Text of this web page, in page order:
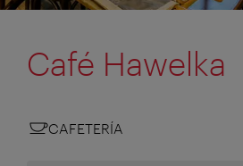
Café Hawelka
CAFETERÍA